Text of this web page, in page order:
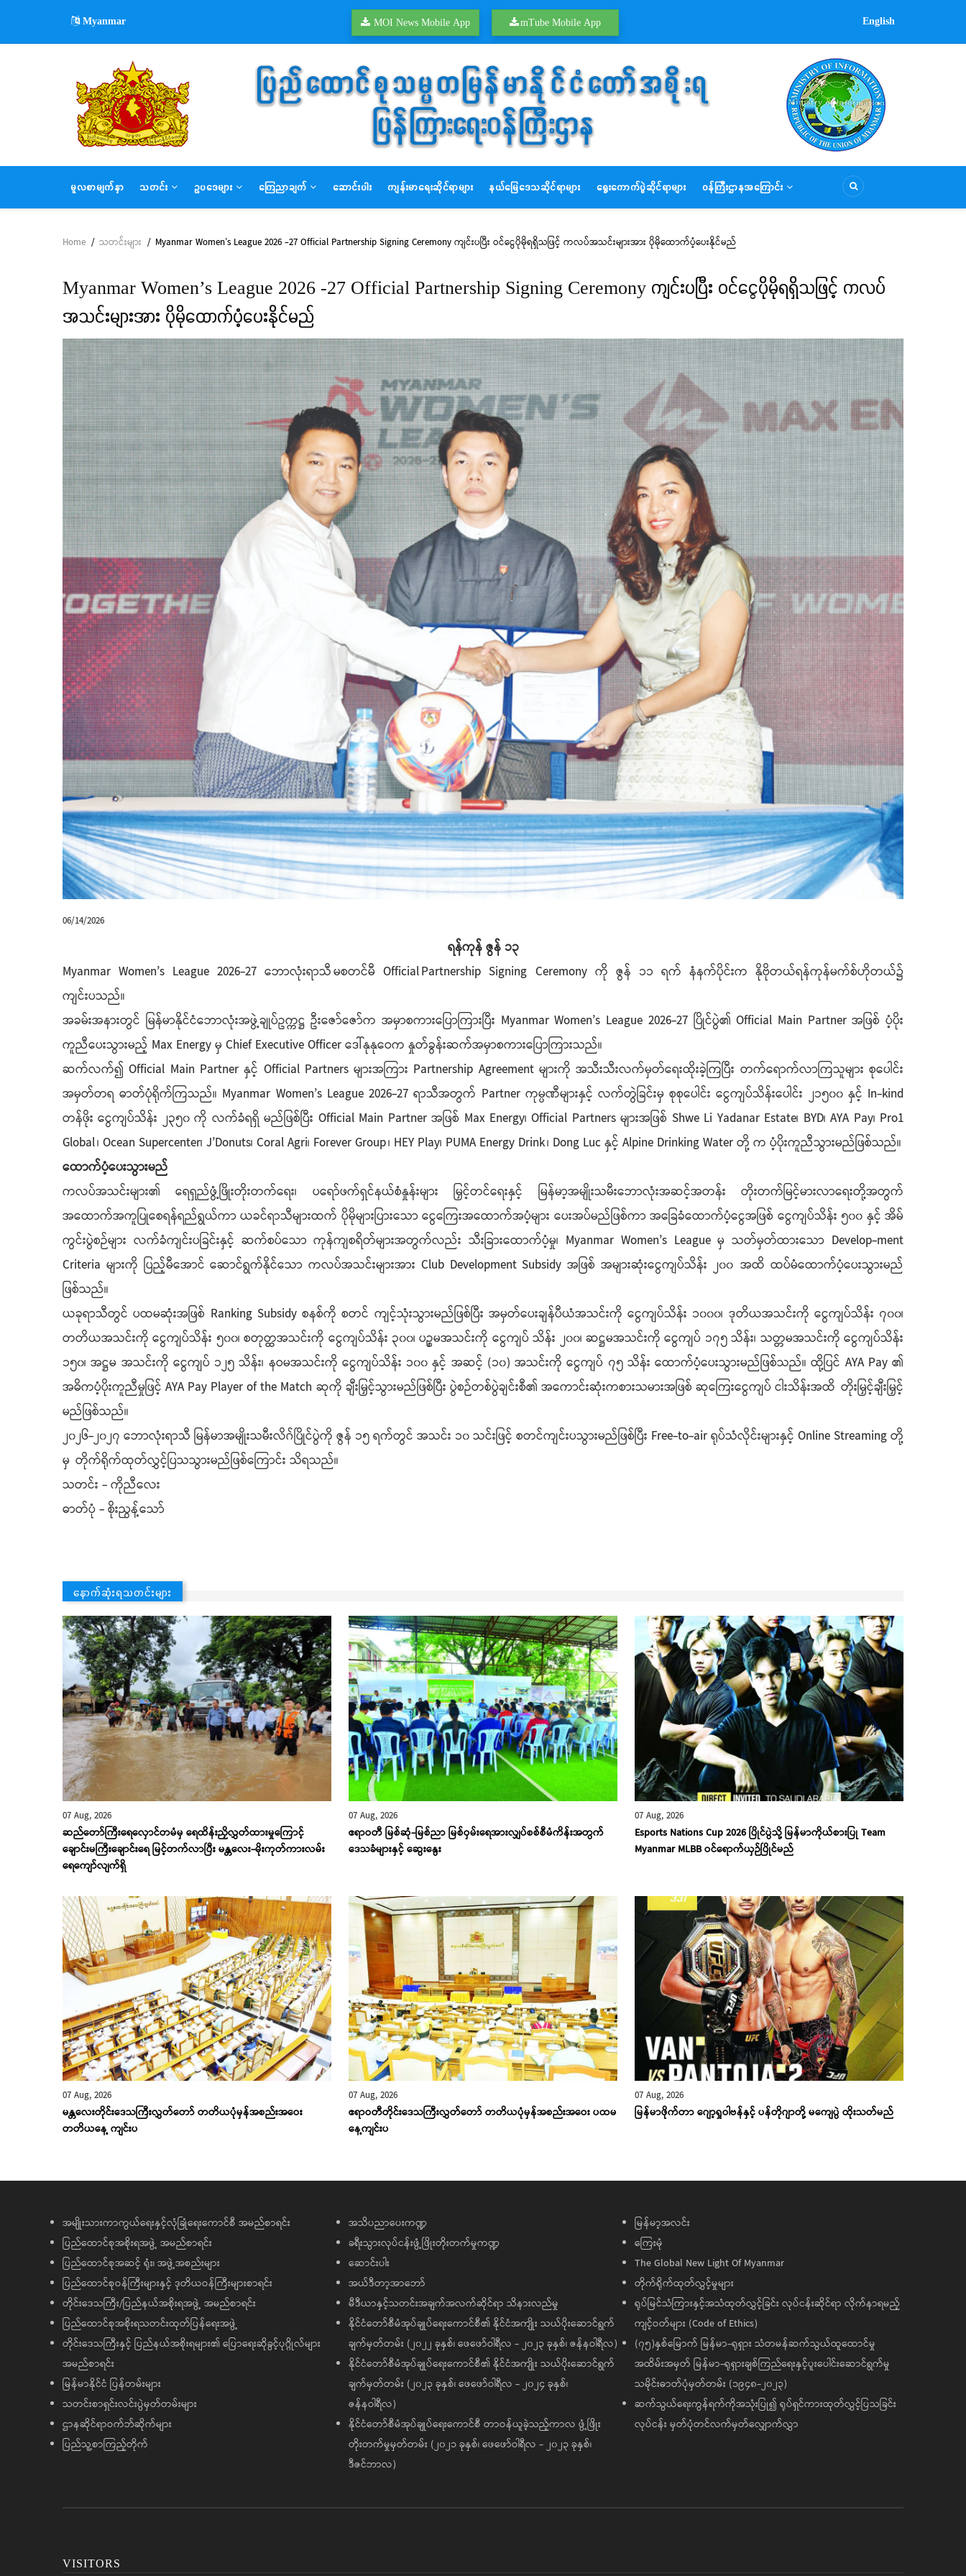
main
Myanmar MOI News Mobile App mTube Mobile App English
MAIN
NAVIGATION
မူလစာမျက်နှာ သတင်း ဥပဒေများ ကြေညာချက် ဆောင်းပါး ကျန်းမာရေးဆိုင်ရာများ နယ်မြေဒေသဆိုင်ရာများ ရွေးကောက်ပွဲဆိုင်ရာများ ဝန်ကြီးဌာနအကြောင်း
Breadcrumb
Home / သတင်းများ / Myanmar Women’s League 2026 -27 Official Partnership Signing Ceremony ကျင်းပပြီး ဝင်ငွေပိုမိုရရှိသဖြင့် ကလပ်အသင်းများအား ပိုမိုထောက်ပံ့ပေးနိုင်မည်
Myanmar Women’s League 2026 -27 Official Partnership Signing Ceremony ကျင်းပပြီး ဝင်ငွေပိုမိုရရှိသဖြင့် ကလပ်
အသင်းများအား ပိုမိုထောက်ပံ့ပေးနိုင်မည်
06/14/2026
ရန်ကုန် ဇွန် ၁၃
Myanmar Women’s League 2026-27 ဘောလုံးရာသီ မစတင်မီ Official Partnership Signing Ceremony ကို ဇွန် ၁၁ ရက် နံနက်ပိုင်းက နိုဗိုတယ်ရန်ကုန်မက်စ်ဟိုတယ်၌
ကျင်းပသည်။
အခမ်းအနားတွင် မြန်မာနိုင်ငံဘောလုံးအဖွဲ့ချုပ်ဥက္ကဋ္ဌ ဦးဇော်ဇော်က အမှာစကားပြောကြားပြီး Myanmar Women’s League 2026-27 ပြိုင်ပွဲ၏ Official Main Partner အဖြစ် ပံ့ပိုး
ကူညီပေးသွားမည့် Max Energy မှ Chief Executive Officer ဒေါ်နုနုဝေက နှုတ်ခွန်းဆက်အမှာစကားပြောကြားသည်။
ဆက်လက်၍ Official Main Partner နှင့် Official Partners များအကြား Partnership Agreement များကို အသီးသီးလက်မှတ်ရေးထိုးခဲ့ကြပြီး တက်ရောက်လာကြသူများ စုပေါင်း
အမှတ်တရ ဓာတ်ပုံရိုက်ကြသည်။ Myanmar Women’s League 2026-27 ရာသီအတွက် Partner ကုမ္ပဏီများနှင့် လက်တွဲခြင်းမှ စုစုပေါင်း ငွေကျပ်သိန်းပေါင်း ၂၁၅၀၀ နှင့် In-kind
တန်ဖိုး ငွေကျပ်သိန်း ၂၃၅၀ ကို လက်ခံရရှိ မည်ဖြစ်ပြီး Official Main Partner အဖြစ် Max Energy၊ Official Partners များအဖြစ် Shwe Li Yadanar Estate၊ BYD၊ AYA Pay၊ Pro1
Global ၊ Ocean Supercenter၊ J’Donuts၊ Coral Agri၊ Forever Group ၊ HEY Play၊ PUMA Energy Drink ၊ Dong Luc နှင့် Alpine Drinking Water တို့ က ပံ့ပိုးကူညီသွားမည်ဖြစ်သည်။
ထောက်ပံ့ပေးသွားမည်
ကလပ်အသင်းများ၏ ရေရှည်ဖွံ့ဖြိုးတိုးတက်ရေး၊ ပရော်ဖက်ရှင်နယ်စံနှုန်းများ မြှင့်တင်ရေးနှင့် မြန်မာ့အမျိုးသမီးဘောလုံးအဆင့်အတန်း တိုးတက်မြင့်မားလာရေးတို့အတွက်
အထောက်အကူပြုစေရန်ရည်ရွယ်ကာ ယခင်ရာသီများထက် ပိုမိုများပြားသော ငွေကြေးအထောက်အပံ့များ ပေးအပ်မည်ဖြစ်ကာ အခြေခံထောက်ပံ့ငွေအဖြစ် ငွေကျပ်သိန်း ၅၀၀ နှင့် အိမ်
ကွင်းပွဲစဉ်များ လက်ခံကျင်းပခြင်းနှင့် ဆက်စပ်သော ကုန်ကျစရိတ်များအတွက်လည်း သီးခြားထောက်ပံ့မှု၊ Myanmar Women’s League မှ သတ်မှတ်ထားသော Develop-ment
Criteria များကို ပြည့်မီအောင် ဆောင်ရွက်နိုင်သော ကလပ်အသင်းများအား Club Development Subsidy အဖြစ် အများဆုံးငွေကျပ်သိန်း ၂၀၀ အထိ ထပ်မံထောက်ပံ့ပေးသွားမည်
ဖြစ်သည်။
ယခုရာသီတွင် ပထမဆုံးအဖြစ် Ranking Subsidy စနစ်ကို စတင် ကျင့်သုံးသွားမည်ဖြစ်ပြီး အမှတ်ပေးချန်ပီယံအသင်းကို ငွေကျပ်သိန်း ၁၀၀၀၊ ဒုတိယအသင်းကို ငွေကျပ်သိန်း ၇၀၀၊
တတိယအသင်းကို ငွေကျပ်သိန်း ၅၀၀၊ စတုတ္ထအသင်းကို ငွေကျပ်သိန်း ၃၀၀၊ ပဉ္စမအသင်းကို ငွေကျပ် သိန်း ၂၀၀၊ ဆဋ္ဌမအသင်းကို ငွေကျပ် ၁၇၅ သိန်း၊ သတ္တမအသင်းကို ငွေကျပ်သိန်း
၁၅၀၊ အဋ္ဌမ အသင်းကို ငွေကျပ် ၁၂၅ သိန်း၊ နဝမအသင်းကို ငွေကျပ်သိန်း ၁၀၀ နှင့် အဆင့် (၁၀) အသင်းကို ငွေကျပ် ၇၅ သိန်း ထောက်ပံ့ပေးသွားမည်ဖြစ်သည်။ ထို့ပြင် AYA Pay ၏
အဓိကပံ့ပိုးကူညီမှုဖြင့် AYA Pay Player of the Match ဆုကို ချီးမြှင့်သွားမည်ဖြစ်ပြီး ပွဲစဉ်တစ်ပွဲချင်းစီ၏ အကောင်းဆုံးကစားသမားအဖြစ် ဆုကြေးငွေကျပ် ငါးသိန်းအထိ တိုးမြှင့်ချီးမြှင့်
မည်ဖြစ်သည်။
၂၀၂၆-၂၀၂၇ ဘောလုံးရာသီ မြန်မာအမျိုးသမီးလိဂ်ပြိုင်ပွဲကို ဇွန် ၁၅ ရက်တွင် အသင်း ၁၀ သင်းဖြင့် စတင်ကျင်းပသွားမည်ဖြစ်ပြီး Free-to-air ရုပ်သံလိုင်းများနှင့် Online Streaming တို့
မှ တိုက်ရိုက်ထုတ်လွှင့်ပြသသွားမည်ဖြစ်ကြောင်း သိရသည်။
သတင်း - ကိုညီလေး
ဓာတ်ပုံ - စိုးညွန့်သော်
နောက်ဆုံးရသတင်းများ
07 Aug, 2026
ဆည်တော်ကြီးရေလှောင်တမံမှ ရေထိန်းညှိလွှတ်ထားမှုကြောင့်
ချောင်းမကြီးချောင်းရေ မြင့်တက်လာပြီး မန္တလေး-မိုးကုတ်ကားလမ်း
‌ရေ‌ကျော်လျက်ရှိ
07 Aug, 2026
ဧရာဝတီ မြစ်ဆုံ-မြစ်ညာ မြစ်ဝှမ်းရေအားလျှပ်စစ်စီမံကိန်းအတွက်
ဒေသခံများနှင့် ဆွေးနွေး
07 Aug, 2026
Esports Nations Cup 2026 ပြိုင်ပွဲသို့ မြန်မာကိုယ်စားပြု Team
Myanmar MLBB ဝင်ရောက်ယှဉ်ပြိုင်မည်
07 Aug, 2026
မန္တလေးတိုင်းဒေသကြီးလွှတ်တော် တတိယပုံမှန်အစည်းအဝေး
တတိယနေ့ ကျင်းပ
07 Aug, 2026
ဧရာဝတီတိုင်းဒေသကြီးလွှတ်တော် တတိယပုံမှန်အစည်းအဝေး ပထမ
နေ့ကျင်းပ
07 Aug, 2026
မြန်မာဖိုက်တာ ဂျော့ရှုဝါဗန်နှင့် ပန်တိုဂျာတို့ မကျေပွဲ ထိုးသတ်မည်
အမျိုးသားကာကွယ်ရေးနှင့်လုံခြုံရေးကောင်စီ အမည်စာရင်း
ပြည်ထောင်စုအစိုးရအဖွဲ့ အမည်စာရင်း
ပြည်ထောင်စုအဆင့် ရုံး၊ အဖွဲ့အစည်းများ
ပြည်ထောင်စုဝန်ကြီးများနှင့် ဒုတိယဝန်ကြီးများစာရင်း
တိုင်းဒေသကြီး/ပြည်နယ်အစိုးရအဖွဲ့ အမည်စာရင်း
ပြည်ထောင်စုအစိုးရသတင်းထုတ်ပြန်ရေးအဖွဲ့
တိုင်းဒေသကြီးနှင့် ပြည်နယ်အစိုးရများ၏ ပြောရေးဆိုခွင့်ပုဂ္ဂိုလ်များ
အမည်စာရင်း
မြန်မာနိုင်ငံ ပြန်တမ်းများ
သတင်းစာရှင်းလင်းပွဲမှတ်တမ်းများ
ဌာနဆိုင်ရာဝက်ဘ်ဆိုက်များ
ပြည်သူ့စာကြည့်တိုက်
အသိပညာပေးကဏ္ဍ
ခရီးသွားလုပ်ငန်းဖွံ့ဖြိုးတိုးတက်မှုကဏ္ဍ
ဆောင်းပါး
အယ်ဒီတာ့အာဘော်
မီဒီယာနှင့်သတင်းအချက်အလက်ဆိုင်ရာ သိနားလည်မှု
နိုင်ငံတော်စီမံအုပ်ချုပ်ရေးကောင်စီ၏ နိုင်ငံအကျိုး သယ်ပိုးဆောင်ရွက်
ချက်မှတ်တမ်း (၂၀၂၂ ခုနှစ်၊ ဖေဖော်ဝါရီလ - ၂၀၂၃ ခုနှစ်၊ ဇန်နဝါရီလ)
နိုင်ငံတော်စီမံအုပ်ချုပ်ရေးကောင်စီ၏ နိုင်ငံအကျိုး သယ်ပိုးဆောင်ရွက်
ချက်မှတ်တမ်း (၂၀၂၃ ခုနှစ်၊ ဖေဖော်ဝါရီလ - ၂၀၂၄ ခုနှစ်၊
ဇန်နဝါရီလ)
နိုင်ငံတော်စီမံအုပ်ချုပ်ရေးကောင်စီ တာဝန်ယူခဲ့သည့်ကာလ ဖွံ့ဖြိုး
တိုးတက်မှုမှတ်တမ်း (၂၀၂၁ ခုနှစ်၊ ဖေဖော်ဝါရီလ - ၂၀၂၃ ခုနှစ်၊
ဒီဇင်ဘာလ)
မြန်မာ့အလင်း
ကြေးမုံ
The Global New Light Of Myanmar
တိုက်ရိုက်ထုတ်လွှင့်မှုများ
ရုပ်မြင်သံကြားနှင့်အသံထုတ်လွှင့်ခြင်း လုပ်ငန်းဆိုင်ရာ လိုက်နာရမည့်
ကျင့်ဝတ်များ (Code of Ethics)
(၇၅)နှစ်မြောက် မြန်မာ-ရုရှား သံတမန်ဆက်သွယ်ထူထောင်မှု
အထိမ်းအမှတ် မြန်မာ-ရုရှားချစ်ကြည်ရေးနှင့်ပူးပေါင်းဆောင်ရွက်မှု
သမိုင်းဓာတ်ပုံမှတ်တမ်း (၁၉၄၈-၂၀၂၃)
ဆက်သွယ်ရေးကွန်ရက်ကိုအသုံးပြု၍ ရုပ်ရှင်ကားထုတ်လွှင့်ပြသခြင်း
လုပ်ငန်း မှတ်ပုံတင်လက်မှတ်လျှောက်လွှာ
VISITORS